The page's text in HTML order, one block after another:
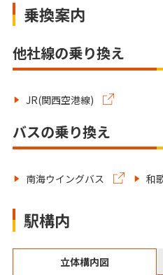
乗換案内
他社線の乗り換え
JR(関西空港線)
バスの乗り換え
南海ウイングバス 和
駅構内
立体構内図